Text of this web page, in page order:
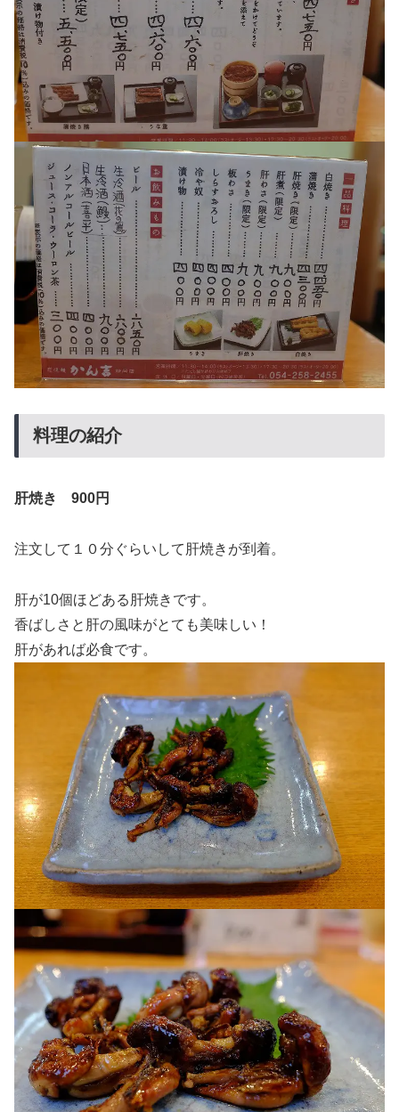
料理の紹介
肝焼き 900円
注文して１０分ぐらいして肝焼きが到着。
肝が10個ほどある肝焼きです。
香ばしさと肝の風味がとても美味しい！
肝があれば必食です。